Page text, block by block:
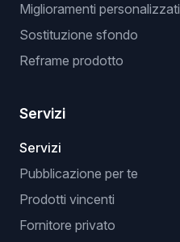
Miglioramenti personalizzati
Sostituzione sfondo
Reframe prodotto
Servizi
Servizi
Pubblicazione per te
Prodotti vincenti
Fornitore privato